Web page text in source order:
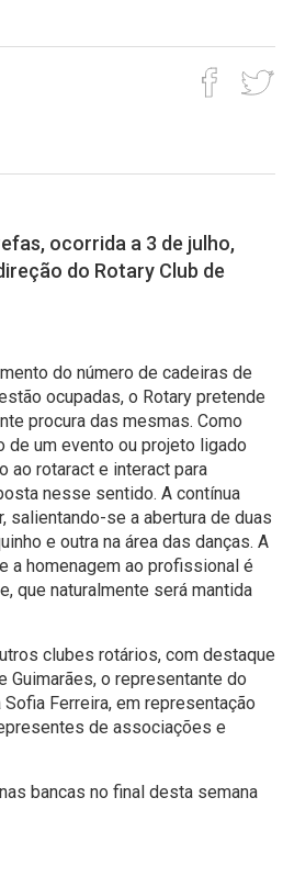
ocorrida a 3 de julho,
do Rotary Club de
do número de cadeiras de
ocupadas, o Rotary pretende
procura das mesmas. Como
de um evento ou projeto ligado
ao rotaract e interact para
nesse sentido. A contínua
salientando-se a abertura de duas
e outra na área das danças. A
a homenagem ao profissional é
que naturalmente será mantida
clubes rotários, com destaque
Guimarães, o representante do
Ferreira, em representação
de associações e
bancas no final desta semana